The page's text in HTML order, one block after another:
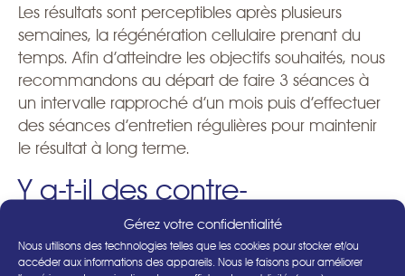
Gérez votre confidentialité
Nous utilisons des technologies telles que les cookies pour stocker et/ou
accéder aux informations des appareils. Nous le faisons pour améliorer
Les résultats sont perceptibles après plusieurs
semaines, la régénération cellulaire prenant du
temps. Afin d’atteindre les objectifs souhaités, nous
recommandons au départ de faire 3 séances à
un intervalle rapproché d’un mois puis d’effectuer
des séances d’entretien régulières pour maintenir
le résultat à long terme.
Y a-t-il des contre-
indications ?
Le traitement par PRP est généralement très bien